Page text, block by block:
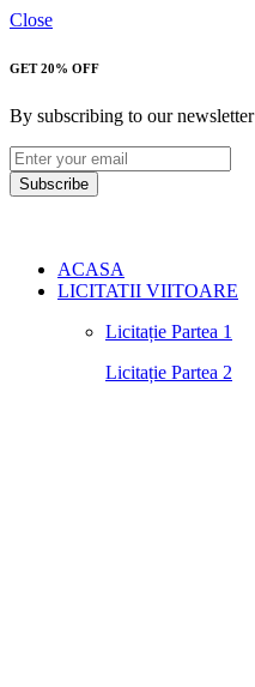
Close
GET 20% OFF
By subscribing to our newsletter
Subscribe
ACASA
LICITATII VIITOARE
Licitație Partea 1
Licitație Partea 2